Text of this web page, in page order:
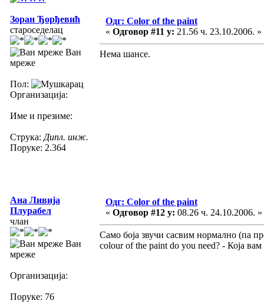
Зоран Ђорђевић
староседелац
Ван
мреже
Пол:
Организација:
Име и презиме:
Струка: Дипл. инж.
Поруке: 2.364
Одг: Color of the paint
« Одговор #11 у: 21.56 ч. 23.10.2006. »
Нема шансе.
Ана Ливија
Плурабел
члан
Ван
мреже
Организација:
Поруке: 76
Одг: Color of the paint
« Одговор #12 у: 08.26 ч. 24.10.2006. »
Само боја звучи сасвим нормално (па
colour of the paint do you need? - Која вам